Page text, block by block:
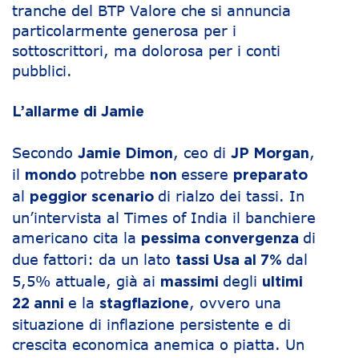
tranche del BTP Valore che si annuncia
particolarmente generosa per i
sottoscrittori, ma dolorosa per i conti
pubblici.
L’allarme di Jamie
Secondo Jamie Dimon, ceo di JP Morgan,
il mondo potrebbe non essere preparato
al peggior scenario di rialzo dei tassi. In
un’intervista al Times of India il banchiere
americano cita la pessima convergenza di
due fattori: da un lato tassi Usa al 7% dal
5,5% attuale, già ai massimi degli ultimi
22 anni e la stagflazione, ovvero una
situazione di inflazione persistente e di
crescita economica anemica o piatta. Un